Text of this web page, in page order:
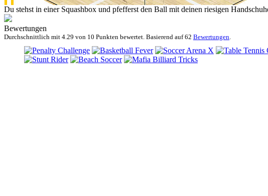
Du stehst in einer Squashbox und pfefferst den Ball mit deinen riesigen
Bewertungen
Durchschnittlich mit 4.29 von 10 Punkten bewertet. Basierend auf62 Bewertungen